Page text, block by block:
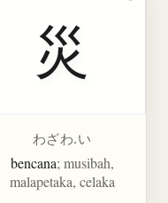
災
わざわ.い
bencana; musibah,
malapetaka, celaka